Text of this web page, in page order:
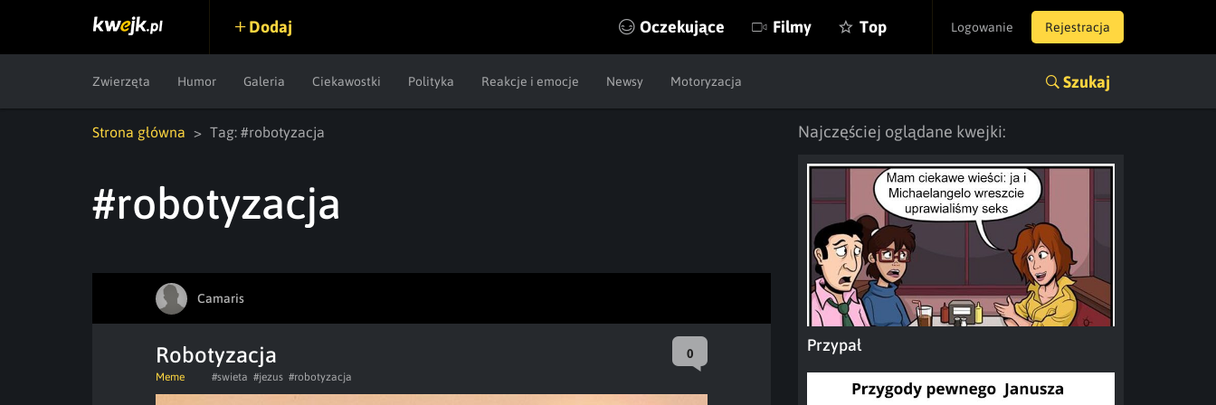
Logowanie Rejestracja
Dodaj Oczekujące Filmy Top
Zwierzęta Humor Galeria Ciekawostki Polityka Reakcje i emocje Newsy Motoryzacja Szukaj
Strona główna Tag: #robotyzacja
#robotyzacja
Camaris
Robotyzacja 0
Meme #swieta #jezus #robotyzacja
Najczęściej oglądane kwejki:
Przypał